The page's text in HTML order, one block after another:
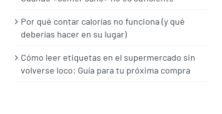
Por qué contar calorías no funciona (y qué
deberías hacer en su lugar)
Cómo leer etiquetas en el supermercado sin
volverse loco: Guía para tu próxima compra